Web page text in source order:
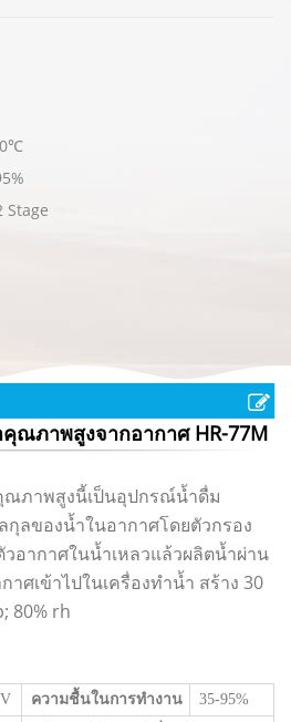
Stage
ณภาพสูงจากอากาศ HR-77M
ณภาพสูงนี้เป็นอุปกรณ์น้ำดื่ม
ลของน้ำในอากาศโดยตัวกรอง
อากาศในน้ำเหลวแล้วผลิตน้ำผ่าน
าศเข้าไปในเครื่องทำน้ำ สร้าง 30
80% rh
ความชื้นในการทำงาน
35-95%